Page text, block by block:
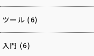
ツール (6)
入門 (6)